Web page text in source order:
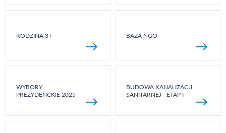
RODZINA 3+ BAZA NGO
WYBORY
PREZYDENCKIE 2025
BUDOWA KANALIZACJI
SANITARNEJ - ETAP I